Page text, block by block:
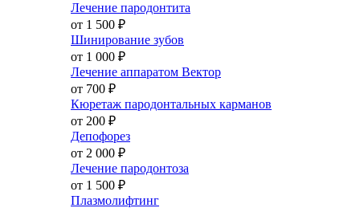
Лечение пародонтита
от 1 500 ₽
Шинирование зубов
от 1 000 ₽
Лечение аппаратом Вектор
от 700 ₽
Кюретаж пародонтальных карманов
от 200 ₽
Депофорез
от 2 000 ₽
Лечение пародонтоза
от 1 500 ₽
Плазмолифтинг